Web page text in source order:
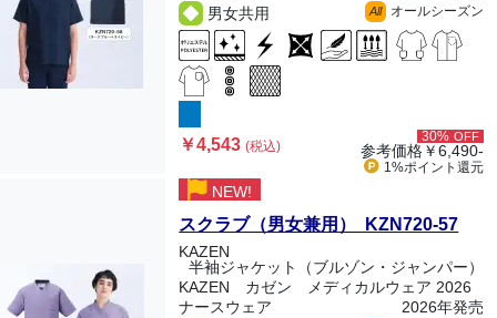
男女共用
All オールシーズン
￥4,543(税込)
30% OFF
参考価格￥6,490-
1%ポイント 還元
NEW!
スクラブ（男女兼用） KZN720-57
KAZEN
半袖ジャケット（ブルゾン・ジャンパー）
KAZEN カゼン メディカルウェア 2026
ナースウェア
2026年発売